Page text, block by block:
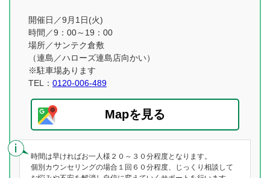
開催日／9月1日(火)
時間／9：00～19：00
場所／サンテク倉敷
（連島／ハローズ連島店向かい）
※駐車場あります
TEL： 0120-006-489
Mapを見る
時間は早ければお一人様２０～３０分程度となります。
個別カウンセリングの場合１回６０分程度、じっくり相談して